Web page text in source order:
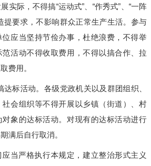
实际，不得搞“运动式”、“作秀式”、“一阵
提要求，不影响群众正常生产生活。参与
应当坚持节俭办事，杜绝浪费，不得举
活动不得收取费用，不得以搞合作、拉
费用。
标活动。各级党政机关以及群团组织、
社会组织等不得开展以乡镇（街道）、村
对象的达标活动。对现有的达标活动进行
满后自行取消。
严格执行本规定，建立整治形式主义